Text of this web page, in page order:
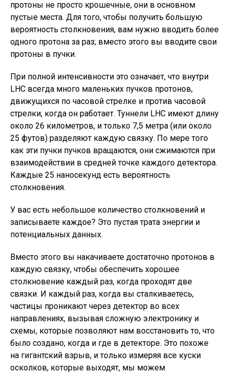
протоны не просто крошечные, они в основном
пустые места. Для того, чтобы получить большую
вероятность столкновения, вам нужно вводить более
одного протона за раз; вместо этого вы вводите свои
протоны в пучки.
При полной интенсивности это означает, что внутри
LHC всегда много маленьких пучков протонов,
движущихся по часовой стрелке и против часовой
стрелки, когда он работает. Туннели LHC имеют длину
около 26 километров, и только 7,5 метра (или около
25 футов) разделяют каждую связку. По мере того
как эти пучки пучков вращаются, они сжимаются при
взаимодействии в средней точке каждого детектора.
Каждые 25 наносекунд есть вероятность
столкновения.
У вас есть небольшое количество столкновений и
записываете каждое? Это пустая трата энергии и
потенциальных данных.
Вместо этого вы накачиваете достаточно протонов в
каждую связку, чтобы обеспечить хорошее
столкновение каждый раз, когда проходят две
связки. И каждый раз, когда вы сталкиваетесь,
частицы проникают через детектор во всех
направлениях, вызывая сложную электронику и
схемы, которые позволяют нам восстановить то, что
было создано, когда и где в детекторе. Это похоже
на гигантский взрыв, и только измеряя все куски
осколков, которые выходят, мы можем